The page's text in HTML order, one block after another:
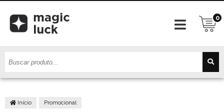
0
Início Promocional